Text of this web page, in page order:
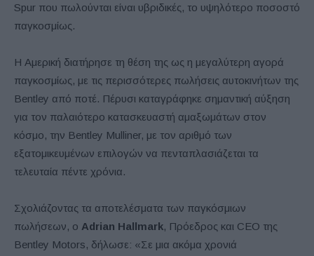
Spur που πωλούνται είναι υβριδικές, το υψηλότερο ποσοστό
παγκοσμίως.
Η Αμερική διατήρησε τη θέση της ως η μεγαλύτερη αγορά
παγκοσμίως, με τις περισσότερες πωλήσεις αυτοκινήτων της
Bentley από ποτέ. Πέρυσι καταγράφηκε σημαντική αύξηση
για τον παλαιότερο κατασκευαστή αμαξωμάτων στον
κόσμο, την Bentley Mulliner, με τον αριθμό των
εξατομικευμένων επιλογών να πενταπλασιάζεται τα
τελευταία πέντε χρόνια.
Σχολιάζοντας τα αποτελέσματα των παγκόσμιων
πωλήσεων, ο Adrian Hallmark, Πρόεδρος και CEO της
Bentley Motors, δήλωσε: «Σε μια ακόμα χρονιά